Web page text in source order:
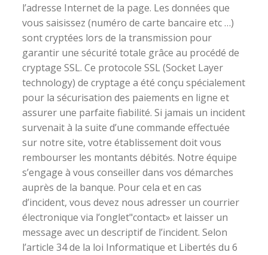
l’adresse Internet de la page. Les données que
vous saisissez (numéro de carte bancaire etc …)
sont cryptées lors de la transmission pour
garantir une sécurité totale grâce au procédé de
cryptage SSL. Ce protocole SSL (Socket Layer
technology) de cryptage a été conçu spécialement
pour la sécurisation des paiements en ligne et
assurer une parfaite fiabilité. Si jamais un incident
survenait à la suite d’une commande effectuée
sur notre site, votre établissement doit vous
rembourser les montants débités. Notre équipe
s’engage à vous conseiller dans vos démarches
auprès de la banque. Pour cela et en cas
d’incident, vous devez nous adresser un courrier
électronique via l’onglet"contact» et laisser un
message avec un descriptif de l’incident. Selon
l’article 34 de la loi Informatique et Libertés du 6